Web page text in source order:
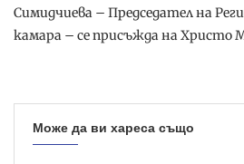
Симидчиева – Председател на
камара – се присъжда на Христо
Може да ви хареса също